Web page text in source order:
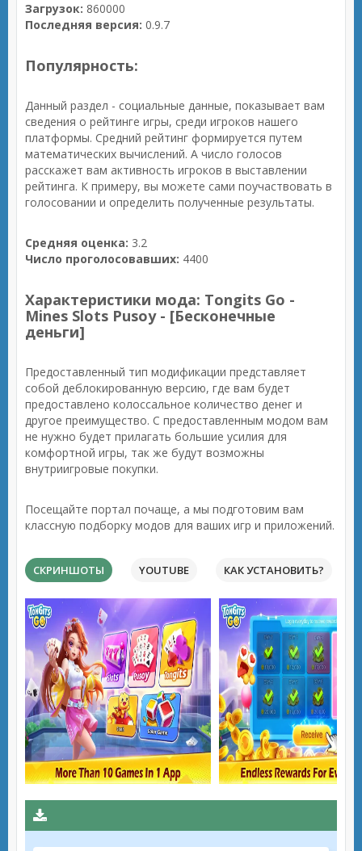
Загрузок: 860000
Последняя версия: 0.9.7
Популярность:
Данный раздел - социальные данные, показывает вам
сведения о рейтинге игры, среди игроков нашего
платформы. Средний рейтинг формируется путем
математических вычислений. А число голосов
расскажет вам активность игроков в выставлении
рейтинга. К примеру, вы можете сами поучаствовать в
голосовании и определить полученные результаты.
Средняя оценка: 3.2
Число проголосовавших: 4400
Характеристики мода: Tongits Go -
Mines Slots Pusoy - [Бесконечные
деньги]
Предоставленный тип модификации представляет
собой деблокированную версию, где вам будет
предоставлено колоссальное количество денег и
другое преимущество. С предоставленным модом вам
не нужно будет прилагать большие усилия для
комфортной игры, так же будут возможны
внутриигровые покупки.
Посещайте портал почаще, а мы подготовим вам
классную подборку модов для ваших игр и приложений.
СКРИНШОТЫ YOUTUBE КАК УСТАНОВИТЬ?